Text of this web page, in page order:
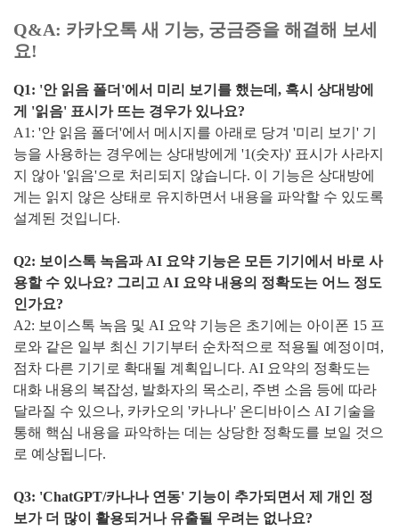
Q&A: 카카오톡 새 기능, 궁금증을 해결해 보세
요!
Q1: '안 읽음 폴더'에서 미리 보기를 했는데, 혹시 상대방에
게 '읽음' 표시가 뜨는 경우가 있나요?
A1: '안 읽음 폴더'에서 메시지를 아래로 당겨 '미리 보기' 기
능을 사용하는 경우에는 상대방에게 '1(숫자)' 표시가 사라지
지 않아 '읽음'으로 처리되지 않습니다. 이 기능은 상대방에
게는 읽지 않은 상태로 유지하면서 내용을 파악할 수 있도록
설계된 것입니다.
Q2: 보이스톡 녹음과 AI 요약 기능은 모든 기기에서 바로 사
용할 수 있나요? 그리고 AI 요약 내용의 정확도는 어느 정도
인가요?
A2: 보이스톡 녹음 및 AI 요약 기능은 초기에는 아이폰 15 프
로와 같은 일부 최신 기기부터 순차적으로 적용될 예정이며,
점차 다른 기기로 확대될 계획입니다. AI 요약의 정확도는
대화 내용의 복잡성, 발화자의 목소리, 주변 소음 등에 따라
달라질 수 있으나, 카카오의 '카나나' 온디바이스 AI 기술을
통해 핵심 내용을 파악하는 데는 상당한 정확도를 보일 것으
로 예상됩니다.
Q3: 'ChatGPT/카나나 연동' 기능이 추가되면서 제 개인 정
보가 더 많이 활용되거나 유출될 우려는 없나요?